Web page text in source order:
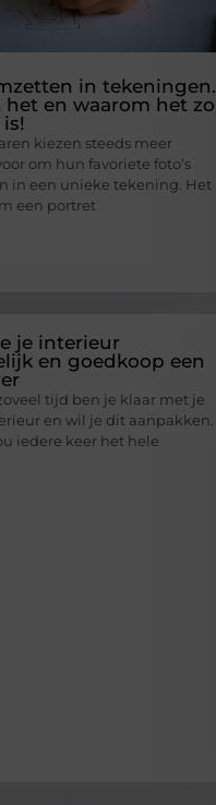
in tekeningen.
het en waarom het zo
kiezen steeds meer
om hun favoriete foto’s
in een unieke tekening. Het
een portret
je interieur
en goedkoop een
tijd ben je klaar met je
en wil je dit aanpakken.
iedere keer het hele